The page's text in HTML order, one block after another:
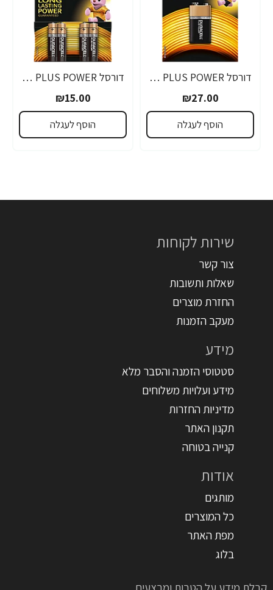
דורסל PLUS POWER סוללות 9V אריזת 1 יחידות - מבית Duracell
₪27.00
הוסף לעגלה
דורסל PLUS POWER סוללות AAA אריזת 4 יחידות - מבית Duracell
₪15.00
הוסף לעגלה
שירות לקוחות
צור קשר
שאלות ותשובות
החזרת מוצרים
מעקב הזמנות
מידע
סטטוסי הזמנה והסבר מלא
מידע ועלויות משלוחים
מדיניות החזרות
תקנון האתר
קנייה בטוחה
אודות
מותגים
כל המוצרים
מפת האתר
בלוג